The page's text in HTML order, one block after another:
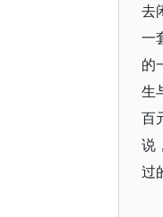
去
一
的
生
百
说
过